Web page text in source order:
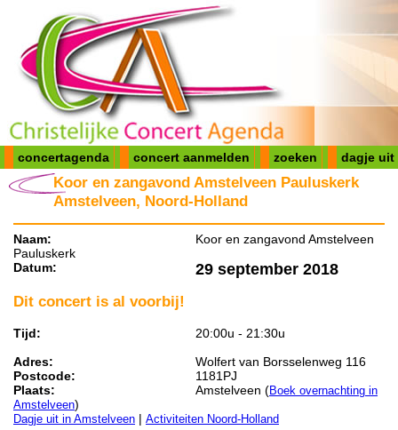
concertagenda concert aanmelden zoeken dagje uit
Koor en zangavond Amstelveen Pauluskerk
Amstelveen, Noord-Holland
Naam:
Koor en zangavond Amstelveen
Pauluskerk
Datum:
29 september 2018
Dit concert is al voorbij!
Tijd:
20:00u - 21:30u
Adres:
Wolfert van Borsselenweg 116
Postcode:
1181PJ
Plaats:
Amstelveen (Boek overnachting in
Amstelveen)
Dagje uit in Amstelveen | Activiteiten Noord-Holland